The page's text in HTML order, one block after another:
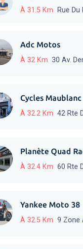
À 31.5 Km Rue
Adc Motos
À 32 Km 30 Av.
Cycles Maublanc
À 32.2 Km 42 Rte
Planète Quad
À 32.4 Km 60 Rte
Yankee Moto 38
À 32.5 Km 9 Zone